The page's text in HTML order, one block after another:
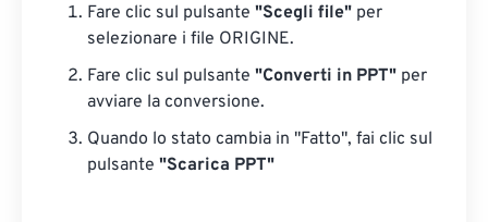
Fare clic sul pulsante "Scegli file" per
selezionare i file ORIGINE.
Fare clic sul pulsante "Converti in PPT" per
avviare la conversione.
Quando lo stato cambia in "Fatto", fai clic sul
pulsante "Scarica PPT"